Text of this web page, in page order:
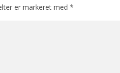
er markeret med*